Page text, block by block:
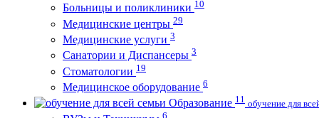
Больницы и поликлиники 10
Медицинские центры 29
Медицинские услуги 3
Санатории и Диспансеры 3
Стоматологии 19
Медицинское оборудование 6
Образование 11 обучение для
6